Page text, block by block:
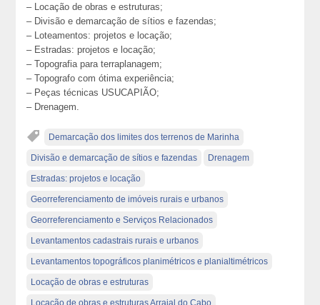
– Locação de obras e estruturas;
– Divisão e demarcação de sítios e fazendas;
– Loteamentos: projetos e locação;
– Estradas: projetos e locação;
– Topografia para terraplanagem;
– Topografo com ótima experiência;
– Peças técnicas USUCAPIÃO;
– Drenagem.
Demarcação dos limites dos terrenos de Marinha
Divisão e demarcação de sítios e fazendas Drenagem
Estradas: projetos e locação
Georreferenciamento de imóveis rurais e urbanos
Georreferenciamento e Serviços Relacionados
Levantamentos cadastrais rurais e urbanos
Levantamentos topográficos planimétricos e planialtimétricos
Locação de obras e estruturas
Locação de obras e estruturas Arraial do Cabo